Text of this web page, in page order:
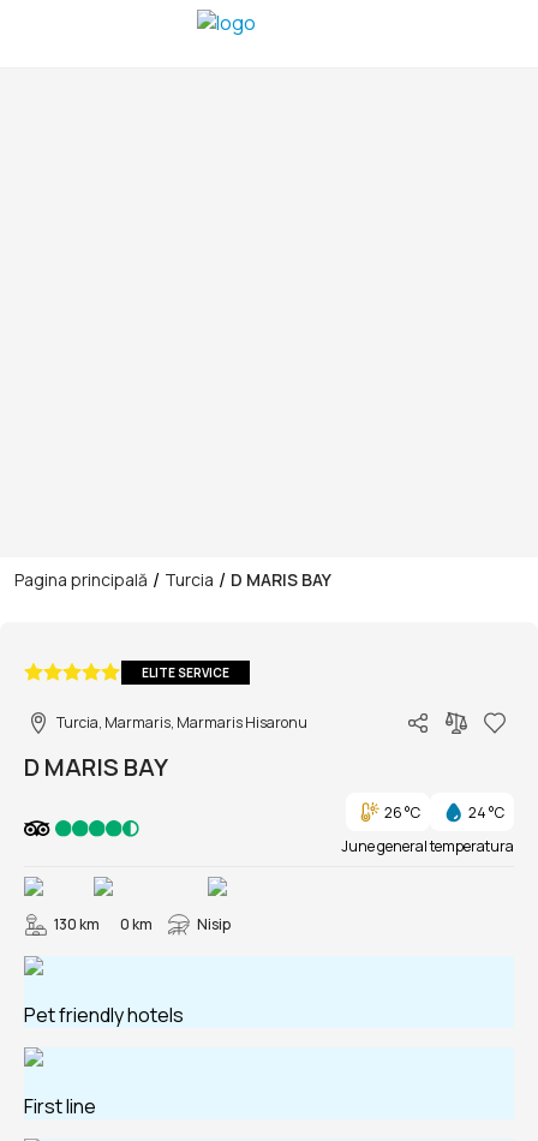
Pagina principală / Turcia / D MARIS BAY
ELITE SERVICE
Turcia, Marmaris, Marmaris Hisaronu
D MARIS BAY
26 °C
24 °C
June general temperatura
130 km 0 km Nisip
Pet friendly hotels
First line